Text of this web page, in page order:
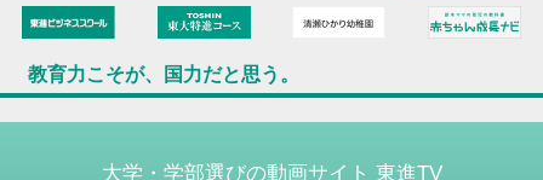
教育力こそが、国力だと思う。
大学・学部選びの動画サイト 東進TV